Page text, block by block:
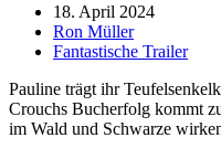
18. April 2024
Ron Müller
Fantastische Trailer
Pauline trägt ihr
Crouchs Bucherfolg kommt
im Wald und Schwarze